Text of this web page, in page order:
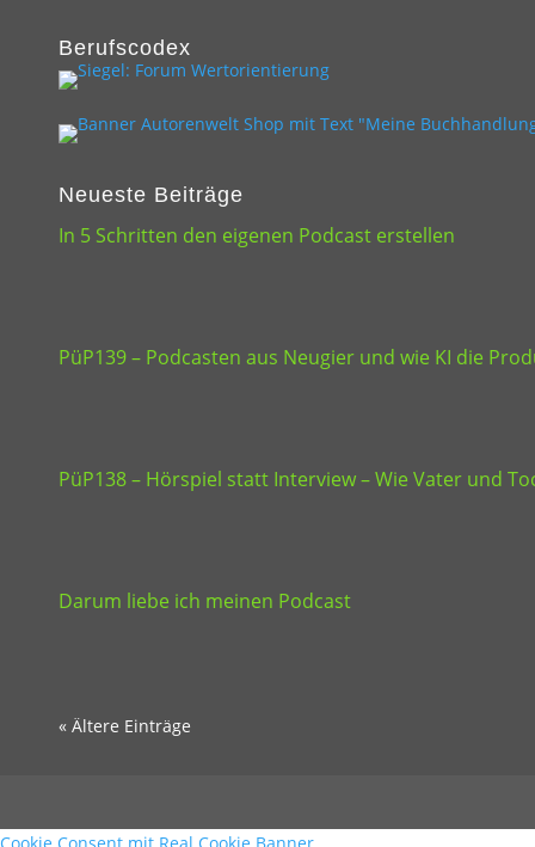
Berufscodex
Neueste Beiträge
In 5 Schritten den eigenen Podcast erstellen
PüP139 – Podcasten aus Neugier und wie KI die
PüP138 – Hörspiel statt Interview – Wie Vater und
Darum liebe ich meinen Podcast
« Ältere Einträge